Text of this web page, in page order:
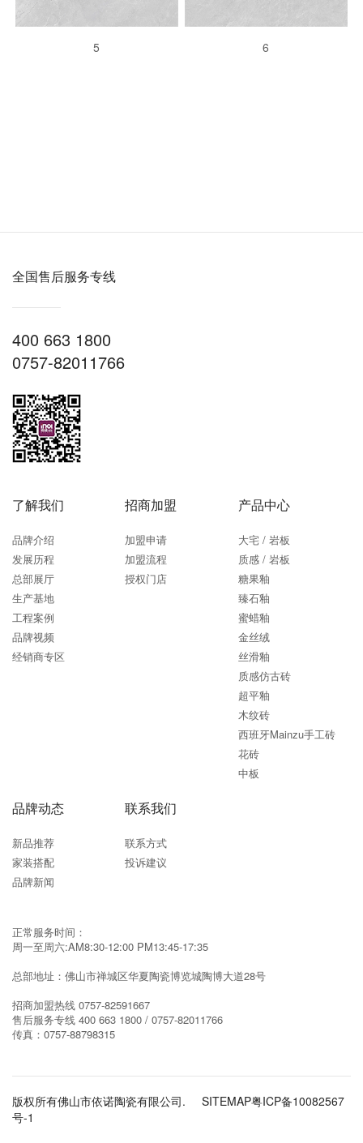
5 6
全国售后服务专线
400 663 1800
0757-82011766
了解我们
品牌介绍
发展历程
总部展厅
生产基地
工程案例
品牌视频
经销商专区
招商加盟
加盟申请
加盟流程
授权门店
产品中心
大宅 / 岩板
质感 / 岩板
糖果釉
臻石釉
蜜蜡釉
金丝绒
丝滑釉
质感仿古砖
超平釉
木纹砖
西班牙Mainzu手工砖
花砖
中板
品牌动态
新品推荐
家装搭配
品牌新闻
联系我们
联系方式
投诉建议
正常服务时间：
周一至周六:AM8:30-12:00 PM13:45-17:35
总部地址：佛山市禅城区华夏陶瓷博览城陶博大道28号
招商加盟热线 0757-82591667
售后服务专线 400 663 1800 / 0757-82011766
传真： 0757-88798315
版权所有佛山市依诺陶瓷有限公司. SITEMAP粤ICP备10082567
号-1